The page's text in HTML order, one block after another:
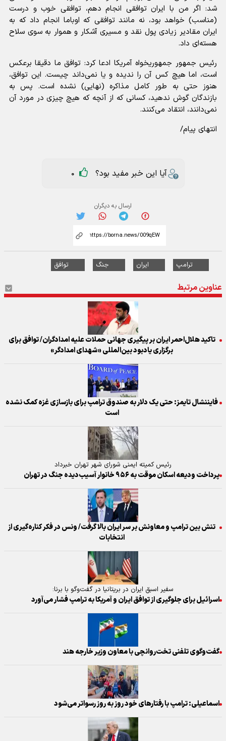
شد: اگر من با ایران توافقی انجام دهم، توافقی خوب و درست
(مناسب) خواهد بود، نه مانند توافقی که اوباما انجام داد که به
ایران مقادیر زیادی پول نقد و مسیری آشکار و هموار به سوی سلاح
هسته‌ای داد.
رئیس جمهور جمهوریخواه آمریکا ادعا کرد: توافق ما دقیقا برعکس
است، اما هیچ کس آن را ندیده و یا نمی‌داند چیست. این توافق،
هنوز حتی به طور کامل مذاکره (نهایی) نشده است. پس به
بازندگان گوش ندهید، کسانی که از آنچه که هیچ چیزی در مورد آن
نمی‌دانند، انتقاد می‌کنند.
انتهای پیام/
آیا این خبر مفید بود؟ 0
ارسال به دیگران
ترامپ ایران جنگ توافق
عناوین مرتبط
تاکید هلال‌احمر ایران بر پیگیری جهانی حملات علیه امدادگران/ توافق برای
برگزاری یادبود بین‌المللی «شهدای امدادگر»
فایننشال تایمز: حتی یک دلار به صندوق ترامپ برای بازسازی غزه کمک نشده
است
رئیس کمیته ایمنی شورای شهر تهران خبرداد
پرداخت ودیعه اسکان موقت به ۹۵۶ خانوار آسیب‌دیده جنگ در تهران
تنش بین ترامپ و معاونش بر سر ایران بالا گرفت/ ونس در فکر کناره‌گیری از
انتخابات
سفیر اسبق ایران در بریتانیا در گفت‌وگو با برنا:
اسرائیل برای جلوگیری از توافق ایران و آمریکا به ترامپ فشار می‌آورد
گفت‌وگوی تلفنی تخت‌روانچی با معاون وزیر خارجه هند
اسماعیلی: ترامپ با رفتارهای خود روز به روز رسواتر می‌شود